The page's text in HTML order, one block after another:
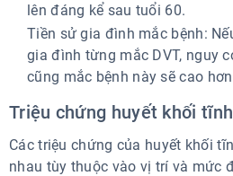
lên đáng kể sau tuổi 60.
Tiền sử gia đình mắc bệnh:
gia đình từng mắc DVT, nguy
cũng mắc bệnh này sẽ cao
Triệu chứng huyết khối
Các triệu chứng của huyết khối
nhau tùy thuộc vào vị trí và mức